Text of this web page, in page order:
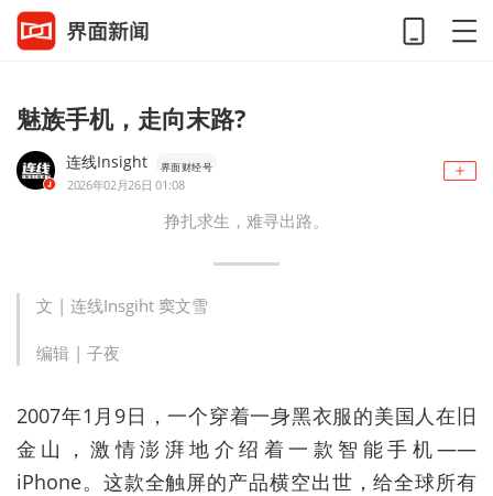
魅族手机，走向末路?
连线Insight 界面财经号
2026年02月26日 01:08
挣扎求生，难寻出路。
文 | 连线Insgiht 窦文雪
编辑 | 子夜
2007年1月9日，一个穿着一身黑衣服的美国人在旧
金山，激情澎湃地介绍着一款智能手机——
iPhone。这款全触屏的产品横空出世，给全球所有